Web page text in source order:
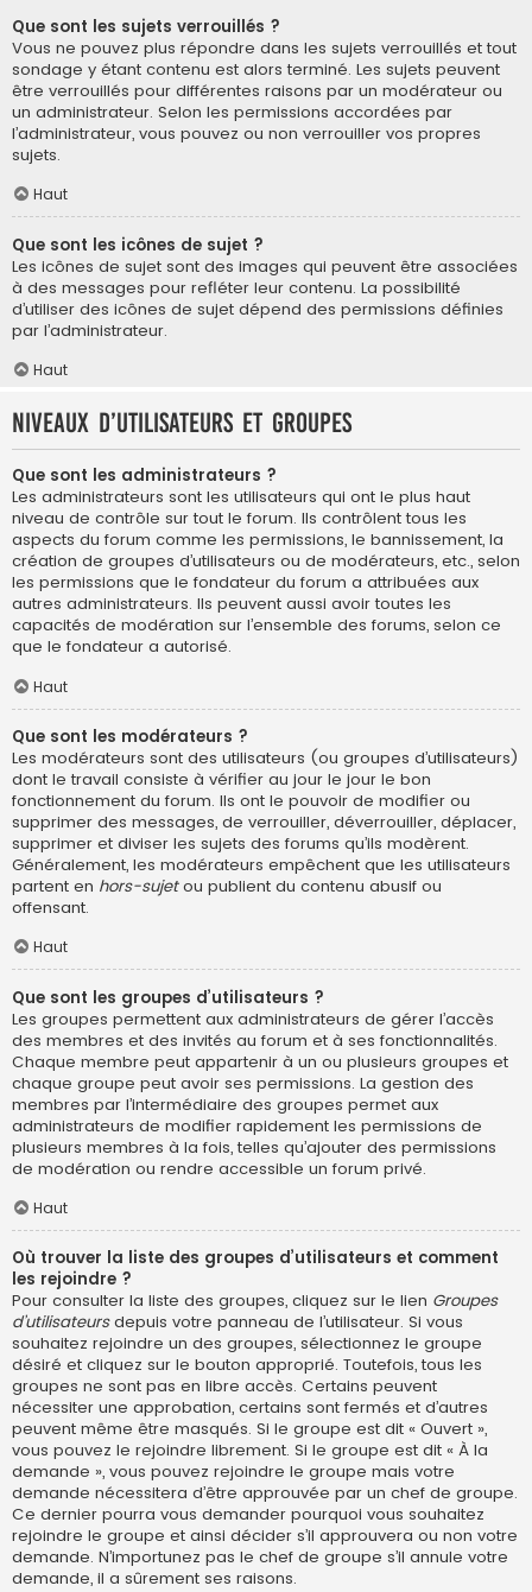
Que sont les sujets verrouillés ?
Vous ne pouvez plus répondre dans les sujets verrouillés et tout
sondage y étant contenu est alors terminé. Les sujets peuvent
être verrouillés pour différentes raisons par un modérateur ou
un administrateur. Selon les permissions accordées par
l’administrateur, vous pouvez ou non verrouiller vos propres
sujets.
Haut
Que sont les icônes de sujet ?
Les icônes de sujet sont des images qui peuvent être associées
à des messages pour refléter leur contenu. La possibilité
d’utiliser des icônes de sujet dépend des permissions définies
par l’administrateur.
Haut
Niveaux d’utilisateurs et groupes
Que sont les administrateurs ?
Les administrateurs sont les utilisateurs qui ont le plus haut
niveau de contrôle sur tout le forum. Ils contrôlent tous les
aspects du forum comme les permissions, le bannissement, la
création de groupes d’utilisateurs ou de modérateurs, etc., selon
les permissions que le fondateur du forum a attribuées aux
autres administrateurs. Ils peuvent aussi avoir toutes les
capacités de modération sur l’ensemble des forums, selon ce
que le fondateur a autorisé.
Haut
Que sont les modérateurs ?
Les modérateurs sont des utilisateurs (ou groupes d’utilisateurs)
dont le travail consiste à vérifier au jour le jour le bon
fonctionnement du forum. Ils ont le pouvoir de modifier ou
supprimer des messages, de verrouiller, déverrouiller, déplacer,
supprimer et diviser les sujets des forums qu’ils modèrent.
Généralement, les modérateurs empêchent que les utilisateurs
partent en hors-sujetou publient du contenu abusif ou
offensant.
Haut
Que sont les groupes d’utilisateurs ?
Les groupes permettent aux administrateurs de gérer l’accès
des membres et des invités au forum et à ses fonctionnalités.
Chaque membre peut appartenir à un ou plusieurs groupes et
chaque groupe peut avoir ses permissions. La gestion des
membres par l’intermédiaire des groupes permet aux
administrateurs de modifier rapidement les permissions de
plusieurs membres à la fois, telles qu’ajouter des permissions
de modération ou rendre accessible un forum privé.
Haut
Où trouver la liste des groupes d’utilisateurs et comment
les rejoindre ?
Pour consulter la liste des groupes, cliquez sur le lien Groupes
d’utilisateursdepuis votre panneau de l’utilisateur. Si vous
souhaitez rejoindre un des groupes, sélectionnez le groupe
désiré et cliquez sur le bouton approprié. Toutefois, tous les
groupes ne sont pas en libre accès. Certains peuvent
nécessiter une approbation, certains sont fermés et d’autres
peuvent même être masqués. Si le groupe est dit « Ouvert »,
vous pouvez le rejoindre librement. Si le groupe est dit « À la
demande », vous pouvez rejoindre le groupe mais votre
demande nécessitera d’être approuvée par un chef de groupe.
Ce dernier pourra vous demander pourquoi vous souhaitez
rejoindre le groupe et ainsi décider s’il approuvera ou non votre
demande. N’importunez pas le chef de groupe s’il annule votre
demande, il a sûrement ses raisons.